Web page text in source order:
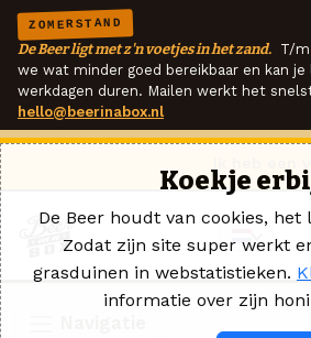
ZOMERSTAND
De Beer ligt met z'n voetjes in het zand. T/m
we wat minder goed bereikbaar en kan
werkdagen duren. Mailen werkt het
hello@beerinabox.nl
Koekje
De Beer houdt van cookies,
Zodat zijn site super werkt
grasduinen in webstatistieken.
informatie over zijn